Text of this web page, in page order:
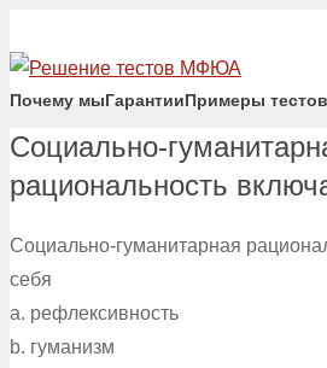
Почему мыГарантииПримеры тестов
Социально-
рациональность
Социально-гуманитарная
себя
a. рефлексивность
b. гуманизм